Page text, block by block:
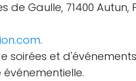
de Gaulle, 71400 Autun,
.
soirées et